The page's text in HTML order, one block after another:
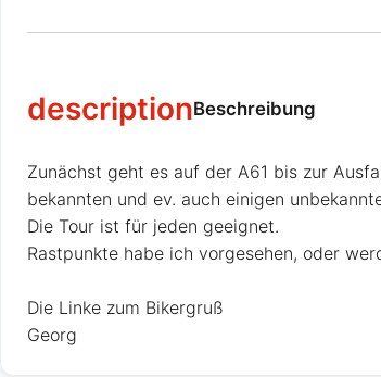
descriptionBeschreibung
Zunächst geht es auf der A61 bis zur
bekannten und ev. auch einigen
Die Tour ist für jeden geeignet.
Rastpunkte habe ich vorgesehen, oder
Die Linke zum Bikergruß
Georg